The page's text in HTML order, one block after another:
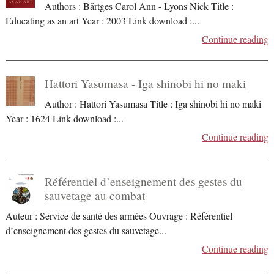
Authors : Bärtges Carol Ann - Lyons Nick Title :
Educating as an art Year : 2003 Link download :...
Continue reading
Hattori Yasumasa - Iga shinobi hi no maki
Author : Hattori Yasumasa Title : Iga shinobi hi no maki
Year : 1624 Link download :...
Continue reading
Référentiel d’enseignement des gestes du
sauvetage au combat
Auteur : Service de santé des armées Ouvrage : Référentiel
d’enseignement des gestes du sauvetage...
Continue reading